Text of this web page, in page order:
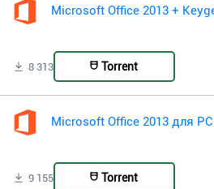
Microsoft Office 2013 +
8 313 Torrent
Microsoft Office 2013 для
9 155 Torrent